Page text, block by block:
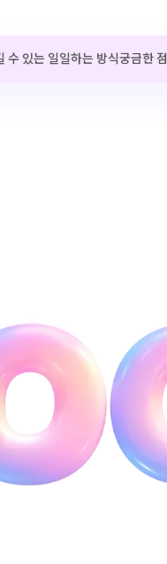
수 있는 일일하는 방식궁금한 점